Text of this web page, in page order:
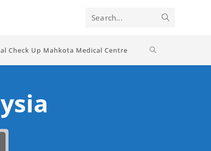
Search...
Check Up Mahkota Medical Centre